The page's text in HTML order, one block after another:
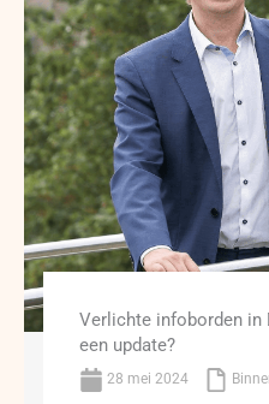
Verlichte infoborden
een update?
28 mei 2024